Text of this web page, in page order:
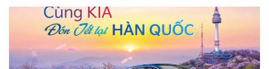
Satisfaction (KSCS)" được thực hiện trên 33 quốc gia. Đây là
minh chứng cho chất lượng dịch vụ hàng đầu mà THACO
AUTO mang đến cho khách hàng, giúp đơn vị được vinh danh
liên tiếp trong ba năm.